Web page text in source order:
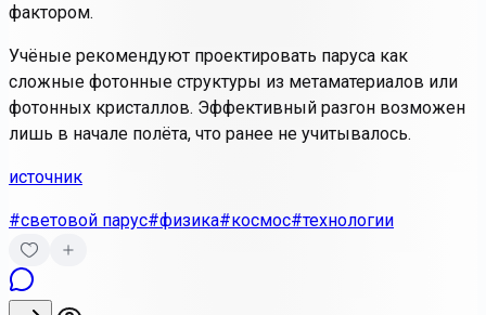
фактором.
Учёные рекомендуют проектировать паруса как
сложные фотонные структуры из метаматериалов или
фотонных кристаллов. Эффективный разгон возможен
лишь в начале полёта, что ранее не учитывалось.
источник
#световой парус#физика#космос#технологии